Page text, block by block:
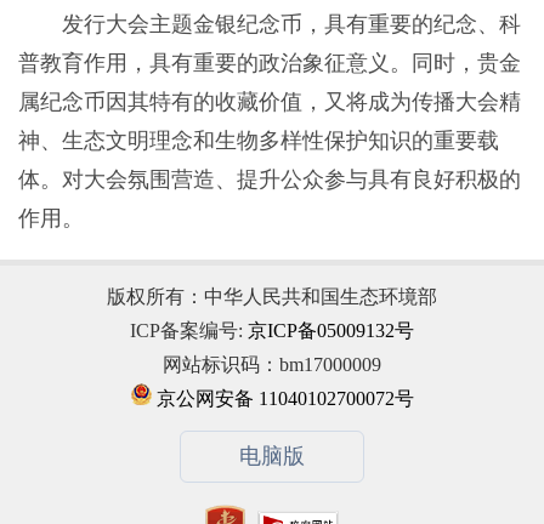
发行大会主题金银纪念币，具有重要的纪念、科
普教育作用，具有重要的政治象征意义。同时，贵金
属纪念币因其特有的收藏价值，又将成为传播大会精
神、生态文明理念和生物多样性保护知识的重要载
体。对大会氛围营造、提升公众参与具有良好积极的
作用。
版权所有：中华人民共和国生态环境部
ICP备案编号: 京ICP备05009132号
网站标识码：bm17000009
京公网安备 11040102700072号
电脑版